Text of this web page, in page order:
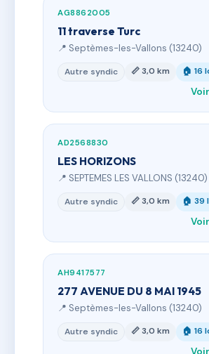
AG8862005
11 traverse Turc
📍 Septèmes-les-Vallons (13240)
Autre syndic 📏 3,0 km 🏠 16
AD2568830
LES HORIZONS
📍 SEPTEMES LES VALLONS (13240)
Autre syndic 📏 3,0 km 🏠 39
AH9417577
277 AVENUE DU 8 MAI 1945
📍 Septèmes-les-Vallons (13240)
Autre syndic 📏 3,0 km 🏠 16